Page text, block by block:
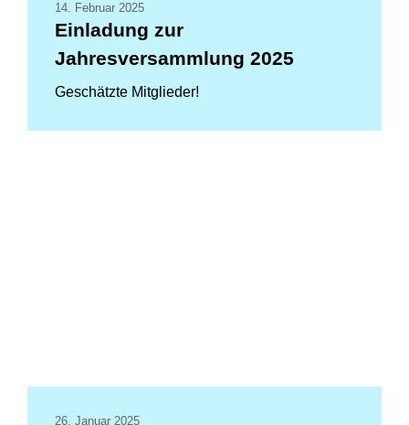
14. Februar 2025
Einladung zur
Jahresversammlung 2025
Geschätzte Mitglieder!
26. Januar 2025